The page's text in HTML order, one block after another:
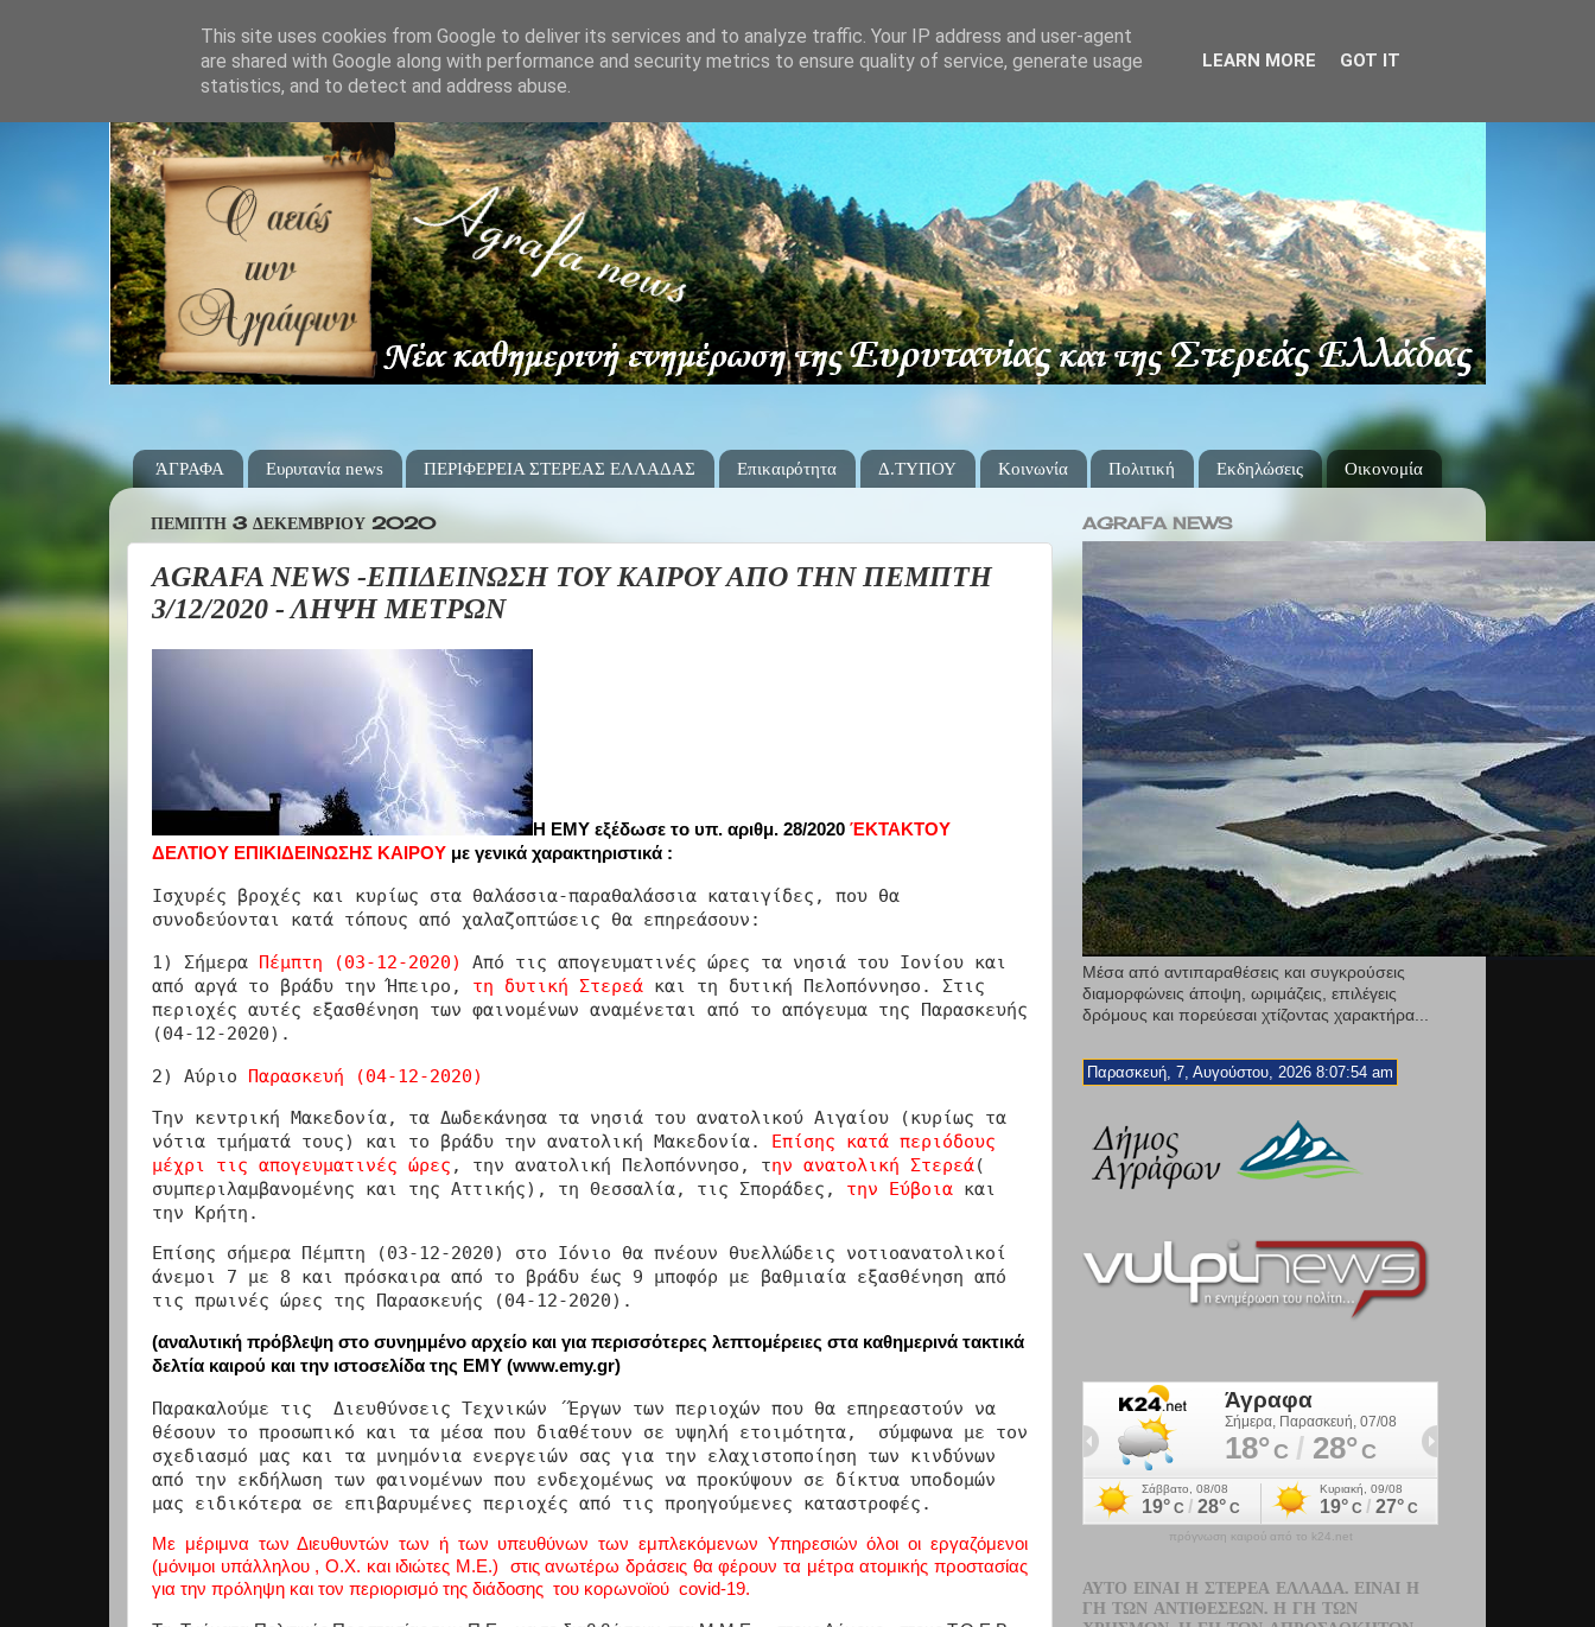
ΆΓΡΑΦΑ Ευρυτανία news ΠΕΡΙΦΕΡΕΙΑ ΣΤΕΡΕΑΣ ΕΛΛΑΔΑΣ Επικαιρότητα Δ.ΤΥΠΟΥ Κοινωνία Πολιτική Εκδηλώσεις Οικονομία
ΠΈΜΠΤΗ 3 ΔΕΚΕΜΒΡΊΟΥ 2020
AGRAFA NEWS -ΕΠΙΔΕΙΝΩΣΗ ΤΟΥ ΚΑΙΡΟΥ ΑΠΟ ΤΗΝ ΠΕΜΠΤΗ
3/12/2020 - ΛΗΨΗ ΜΕΤΡΩΝ
Η ΕΜΥ εξέδωσε το υπ. αριθμ. 28/2020 ΈΚΤΑΚΤΟΥ
ΔΕΛΤΙΟΥ ΕΠΙΚΙΔΕΙΝΩΣΗΣ ΚΑΙΡΟΥ με γενικά χαρακτηριστικά :
Ισχυρές βροχές και κυρίως στα θαλάσσια-παραθαλάσσια καταιγίδες, που θα
συνοδεύονται κατά τόπους από χαλαζοπτώσεις θα επηρεάσουν:
1) Σήμερα Πέμπτη (03-12-2020)
Από τις απογευματινές ώρες τα νησιά του Ιονίου και
από αργά το βράδυ την Ήπειρο, τη δυτική Στερεά και τη δυτική Πελοπόννησο. Στις
περιοχές αυτές εξασθένηση των φαινομένων αναμένεται από το απόγευμα της Παρασκευής
(04-12-2020).
2) Αύριο Παρασκευή (04-12-2020)
Την κεντρική Μακεδονία, τα Δωδεκάνησα τα νησιά του ανατολικού Αιγαίου (κυρίως τα
νότια τμήματά τους) και το βράδυ την ανατολική Μακεδονία. Επίσης κατά περιόδους
μέχρι τις απογευματινές ώρες , την ανατολική Πελοπόννησο, την ανατολική Στερεά (
συμπεριλαμβανομένης και της Αττικής), τη Θεσσαλία, τις Σποράδες, την Εύβοια και
την Κρήτη.
Επίσης σήμερα Πέμπτη (03-12-2020) στο Ιόνιο θα πνέουν θυελλώδεις νοτιοανατολικοί
άνεμοι 7 με 8 και πρόσκαιρα από το βράδυ έως 9 μποφόρ με βαθμιαία εξασθένηση από
τις πρωινές ώρες της Παρασκευής (04-12-2020).
(αναλυτική πρόβλεψη στο συνημμένο αρχείο και για περισσότερες λεπτομέρειες στα καθημερινά τακτικά
δελτία καιρού και την ιστοσελίδα της ΕΜΥ (www.emy.gr)
Παρακαλούμε τις Διευθύνσεις Τεχνικών ΄Έργων των περιοχών που θα επηρεαστούν να
θέσουν το προσωπικό και τα μέσα που διαθέτουν σε υψηλή ετοιμότητα, σύμφωνα με τον
σχεδιασμό μας και τα μνημόνια ενεργειών σας για την ελαχιστοποίηση των κινδύνων
από την εκδήλωση των φαινομένων που ενδεχομένως να προκύψουν σε δίκτυα υποδομών
μας ειδικότερα σε επιβαρυμένες περιοχές από τις προηγούμενες καταστροφές.
Με μέριμνα των Διευθυντών των ή των υπευθύνων των εμπλεκόμενων Υπηρεσιών όλοι οι εργαζόμενοι
(μόνιμοι υπάλληλου , Ο.Χ. και ιδιώτες Μ.Ε.) στις ανωτέρω δράσεις θα φέρουν τα μέτρα ατομικής προστασίας
για την πρόληψη και τον περιορισμό της διάδοσης του κορωνοϊού covid-19.
AGRAFA NEWS
Μέσα από αντιπαραθέσεις και συγκρούσεις
διαμορφώνεις άποψη, ωριμάζεις, επιλέγεις
δρόμους και πορεύεσαι χτίζοντας χαρακτήρα...
Παρασκευή, 7, Αυγούστου, 2026 8:07:56 am
πρόγνωση καιρού από το k24.net
ΑΥΤΌ ΕΊΝΑΙ Η ΣΤΕΡΕΆ ΕΛΛΆΔΑ. ΕΊΝΑΙ Η
ΓΗ ΤΩΝ ΑΝΤΙΘΈΣΕΩΝ. Η ΓΗ ΤΩΝ
This site uses cookies from Google to deliver its services and to analyze traffic. Your IP address and user-agent
are shared with Google along with performance and security metrics to ensure quality of service, generate usage
statistics, and to detect and address abuse.
LEARN MORE GOT IT